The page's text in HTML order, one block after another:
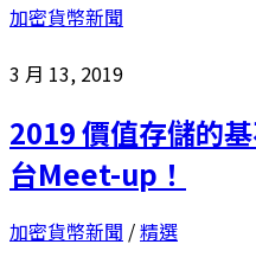
加密貨幣新聞
3 月 13, 2019
2019 價值存儲的
台Meet-up！
加密貨幣新聞 /精選